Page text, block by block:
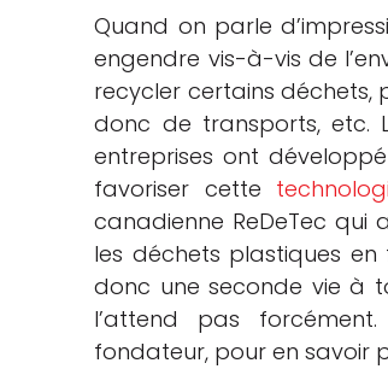
Quand on parle
engendre vis-à-vis de
recycler certains déchets,
donc de transports, etc.
entreprises ont
favoriser cette
canadienne ReDeTec
les déchets plastiques en
donc une seconde vie à
l’attend pas
fondateur, pour en savoir